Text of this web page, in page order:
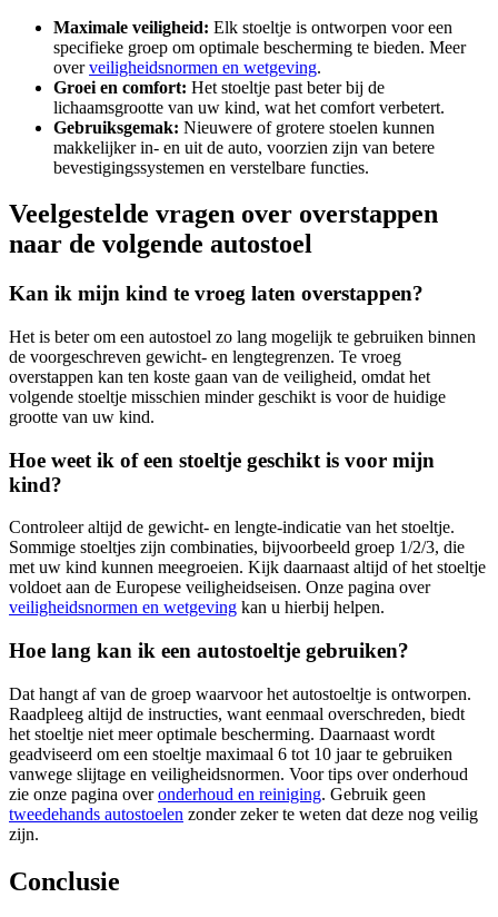
Maximale veiligheid: Elk stoeltje is ontworpen voor een
specifieke groep om optimale bescherming te bieden. Meer
overveiligheidsnormen en wetgeving.
Groei en comfort: Het stoeltje past beter bij de
lichaamsgrootte van uw kind, wat het comfort verbetert.
Gebruiksgemak: Nieuwere of grotere stoelen kunnen
makkelijker in- en uit de auto, voorzien zijn van betere
bevestigingssystemen en verstelbare functies.
Veelgestelde vragen over overstappen
naar de volgende autostoel
Kan ik mijn kind te vroeg laten overstappen?
Het is beter om een autostoel zo lang mogelijk te gebruiken binnen
de voorgeschreven gewicht- en lengtegrenzen. Te vroeg
overstappen kan ten koste gaan van de veiligheid, omdat het
volgende stoeltje misschien minder geschikt is voor de huidige
grootte van uw kind.
Hoe weet ik of een stoeltje geschikt is voor mijn
kind?
Controleer altijd de gewicht- en lengte-indicatie van het stoeltje.
Sommige stoeltjes zijn combinaties, bijvoorbeeld groep 1/2/3, die
met uw kind kunnen meegroeien. Kijk daarnaast altijd of het stoeltje
voldoet aan de Europese veiligheidseisen. Onze pagina over
veiligheidsnormen en wetgeving kan u hierbij helpen.
Hoe lang kan ik een autostoeltje gebruiken?
Dat hangt af van de groep waarvoor het autostoeltje is ontworpen.
Raadpleeg altijd de instructies, want eenmaal overschreden, biedt
het stoeltje niet meer optimale bescherming. Daarnaast wordt
geadviseerd om een stoeltje maximaal 6 tot 10 jaar te gebruiken
vanwege slijtage en veiligheidsnormen. Voor tips over onderhoud
zie onze pagina overonderhoud en reiniging. Gebruik geen
tweedehands autostoelen zonder zeker te weten dat deze nog veilig
zijn.
Conclusie